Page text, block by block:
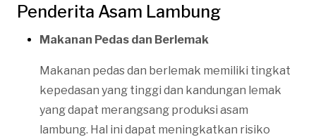
Penderita Asam Lambung
Makanan Pedas dan Berlemak
Makanan pedas dan berlemak memiliki tingkat
kepedasan yang tinggi dan kandungan lemak
yang dapat merangsang produksi asam
lambung. Hal ini dapat meningkatkan risiko